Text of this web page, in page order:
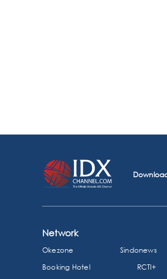
Network
Okezone Sindonews
Booking Hotel
RCTI+